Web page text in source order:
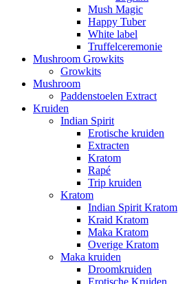
Mush Magic
Happy Tuber
White label
Truffelceremonie
Mushroom Growkits
Growkits
Mushroom
Paddenstoelen Extract
Kruiden
Indian Spirit
Erotische kruiden
Extracten
Kratom
Rapé
Trip kruiden
Kratom
Indian Spirit Kratom
Kraid Kratom
Maka Kratom
Overige Kratom
Maka kruiden
Droomkruiden
Erotische Kruiden